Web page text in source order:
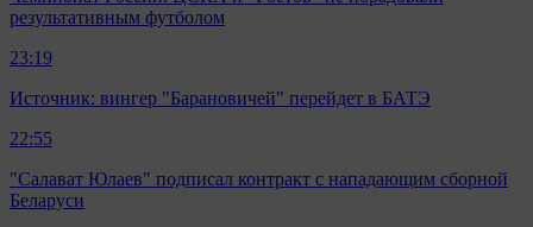
результативным футболом
23:19
Источник: вингер "Барановичей" перейдет в БАТЭ
22:55
"Салават Юлаев" подписал контракт с нападающим сборной
Беларуси